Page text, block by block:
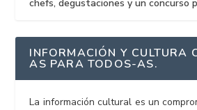
chefs, degustaciones y un concurso
INFORMACIÓN Y CULTURA
AS PARA TODOS-AS.
La información cultural es un